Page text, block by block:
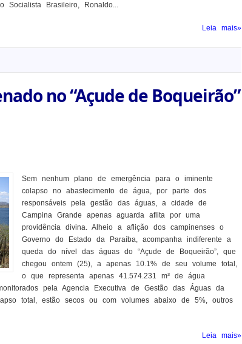
Socialista Brasileiro, Ronaldo...
Leia mais»
no “Açude de Boqueirão”
Sem nenhum plano de emergência para o iminente
colapso no abastecimento de água, por parte dos
responsáveis pela gestão das águas, a cidade de
Campina Grande apenas aguarda aflita por uma
providência divina. Alheio a aflição dos campinenses o
Governo do Estado da Paraíba, acompanha indiferente a
queda do nível das águas do “Açude de Boqueirão”, que
chegou ontem (25), a apenas 10.1% de seu volume total,
o que representa apenas 41.574.231 m³ de água
pela Agencia Executiva de Gestão das Águas da
total, estão secos ou com volumes abaixo de 5%, outros
Leia mais»